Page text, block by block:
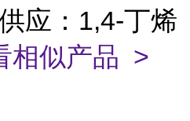
应：1,4-丁烯
相似产品 >